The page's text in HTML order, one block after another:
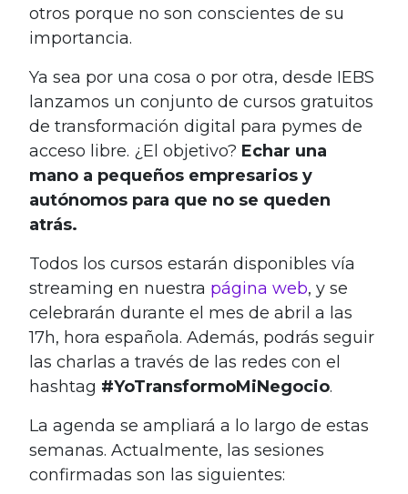
otros porque no son conscientes de su
importancia.
Ya sea por una cosa o por otra, desde IEBS
lanzamos un conjunto de cursos gratuitos
de transformación digital para pymes de
acceso libre. ¿El objetivo? Echar una
mano a pequeños empresarios y
autónomos para que no se queden
atrás.
Todos los cursos estarán disponibles vía
streaming en nuestra página web, y se
celebrarán durante el mes de abril a las
17h, hora española. Además, podrás seguir
las charlas a través de las redes con el
hashtag #YoTransformoMiNegocio.
La agenda se ampliará a lo largo de estas
semanas. Actualmente, las sesiones
confirmadas son las siguientes: